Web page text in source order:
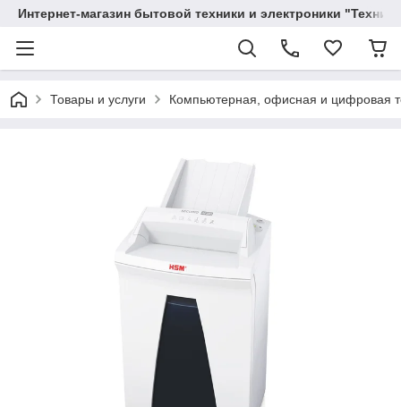
Интернет-магазин бытовой техники и электроники
Товары и услуги Компьютерная, офисная и цифровая